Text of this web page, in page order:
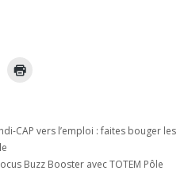
CAP vers l’emploi : faites bouger les
Buzz Booster avec TOTEM Pôle